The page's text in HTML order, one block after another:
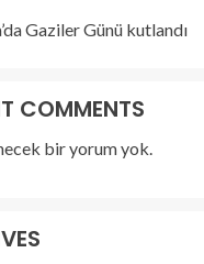
Gaziler Günü kutlandı
COMMENTS
bir yorum yok.